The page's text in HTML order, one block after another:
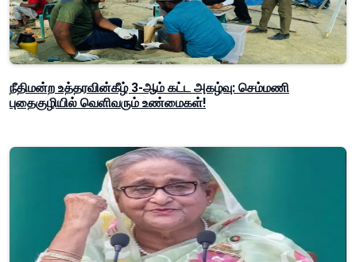
நீதிமன்ற உத்தரவின்கீழ் 3-ஆம் கட்ட அகழ்வு: செம்மணி
புதைகுழியில் வெளிவரும் உண்மைகள்!